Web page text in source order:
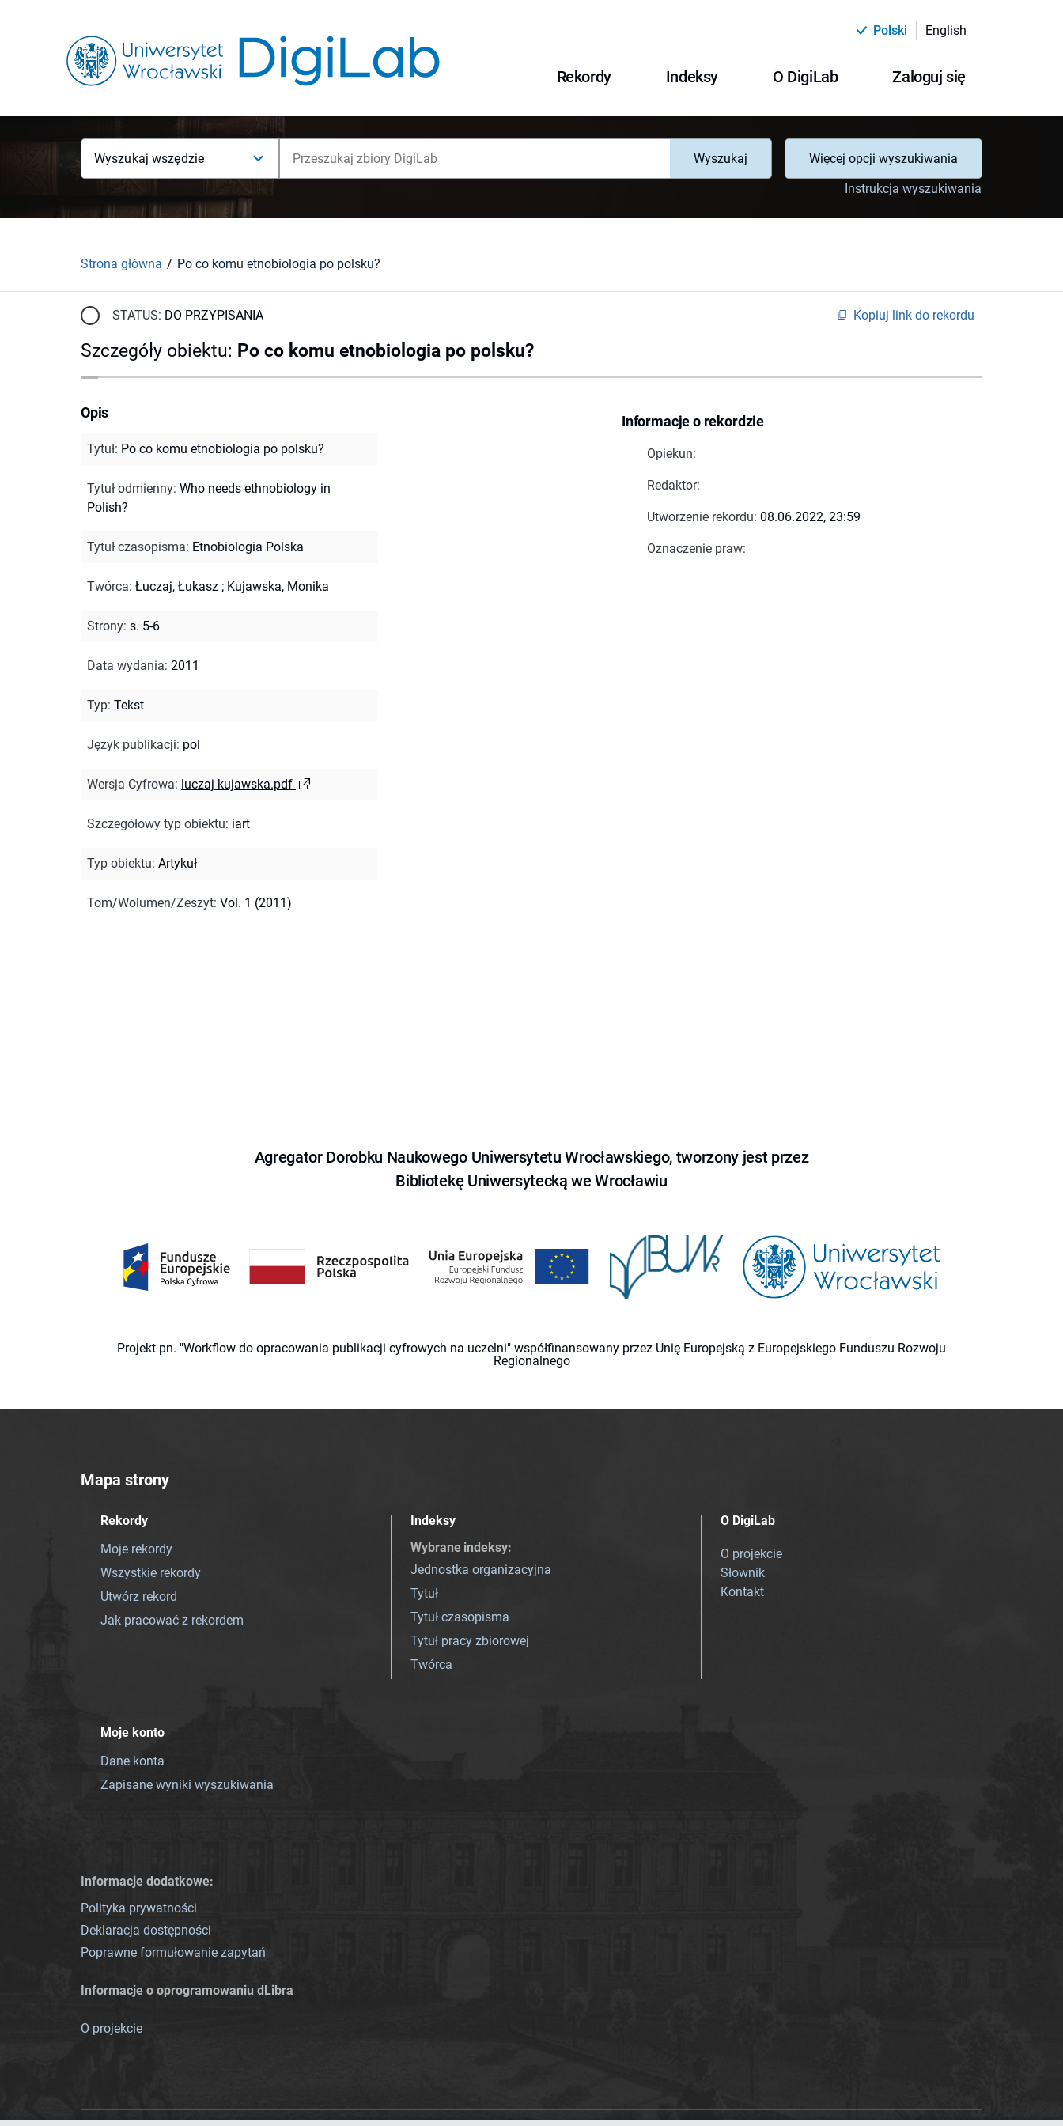
Polski English
Rekordy Indeksy O DigiLab Zaloguj się
Wyszukaj wszędzie Wyszukaj
Więcej opcji wyszukiwania
Instrukcja wyszukiwania
Strona główna Po co komu etnobiologia po polsku?
STATUS: DO PRZYPISANIA Kopiuj link do rekordu
Szczegóły obiektu: Po co komu etnobiologia po polsku?
Informacje o rekordzie
Opiekun:
Redaktor:
Utworzenie rekordu: 08.06.2022, 23:59
Oznaczenie praw:
Opis
Tytuł: Po co komu etnobiologia po polsku?
Tytuł odmienny: Who needs ethnobiology in
Polish?
Tytuł czasopisma: Etnobiologia Polska
Twórca: Łuczaj, Łukasz ; Kujawska, Monika
Strony: s. 5-6
Data wydania: 2011
Typ: Tekst
Język publikacji: pol
Wersja Cyfrowa: luczaj kujawska.pdf
Szczegółowy typ obiektu: iart
Typ obiektu: Artykuł
Tom/Wolumen/Zeszyt: Vol. 1 (2011)
Agregator Dorobku Naukowego Uniwersytetu Wrocławskiego, tworzony jest przez
Bibliotekę Uniwersytecką we Wrocławiu
Projekt pn. "Workflow do opracowania publikacji cyfrowych na uczelni" współfinansowany przez Unię Europejską z Europejskiego Funduszu Rozwoju
Regionalnego
Mapa strony
Rekordy
Moje rekordy
Wszystkie rekordy
Utwórz rekord
Jak pracować z rekordem
Indeksy
Wybrane indeksy:
Jednostka organizacyjna
Tytuł
Tytuł czasopisma
Tytuł pracy zbiorowej
Twórca
O DigiLab
O projekcie
Słownik
Kontakt
Moje konto
Dane konta
Zapisane wyniki wyszukiwania
Informacje dodatkowe:
Polityka prywatności
Deklaracja dostępności
Poprawne formułowanie zapytań
Informacje o oprogramowaniu dLibra
O projekcie